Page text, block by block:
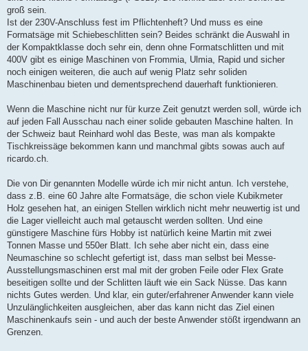
groß sein.
Ist der 230V-Anschluss fest im Pflichtenheft? Und muss es eine
Formatsäge mit Schiebeschlitten sein? Beides schränkt die Auswahl in
der Kompaktklasse doch sehr ein, denn ohne Formatschlitten und mit
400V gibt es einige Maschinen von Frommia, Ulmia, Rapid und sicher
noch einigen weiteren, die auch auf wenig Platz sehr soliden
Maschinenbau bieten und dementsprechend dauerhaft funktionieren.
Wenn die Maschine nicht nur für kurze Zeit genutzt werden soll, würde ich
auf jeden Fall Ausschau nach einer solide gebauten Maschine halten. In
der Schweiz baut Reinhard wohl das Beste, was man als kompakte
Tischkreissäge bekommen kann und manchmal gibts sowas auch auf
ricardo.ch.
Die von Dir genannten Modelle würde ich mir nicht antun. Ich verstehe,
dass z.B. eine 60 Jahre alte Formatsäge, die schon viele Kubikmeter
Holz gesehen hat, an einigen Stellen wirklich nicht mehr neuwertig ist und
die Lager vielleicht auch mal getauscht werden sollten. Und eine
günstigere Maschine fürs Hobby ist natürlich keine Martin mit zwei
Tonnen Masse und 550er Blatt. Ich sehe aber nicht ein, dass eine
Neumaschine so schlecht gefertigt ist, dass man selbst bei Messe-
Ausstellungsmaschinen erst mal mit der groben Feile oder Flex Grate
beseitigen sollte und der Schlitten läuft wie ein Sack Nüsse. Das kann
nichts Gutes werden. Und klar, ein guter/erfahrener Anwender kann viele
Unzulänglichkeiten ausgleichen, aber das kann nicht das Ziel einen
Maschinenkaufs sein - und auch der beste Anwender stößt irgendwann an
Grenzen.